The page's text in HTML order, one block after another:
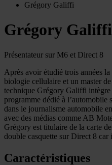
Grégory Galiffi
Grégory Galiffi
Présentateur sur M6 et Direct 8
Après avoir étudié trois années
biologie cellulaire et un master
technique Grégory Galiffi
programme dédié à l’automobile
dans le journalisme automobile
avec des médias comme AB
Grégory est titulaire de la carte
double casquette sur Direct 8 car
Caractéristiques